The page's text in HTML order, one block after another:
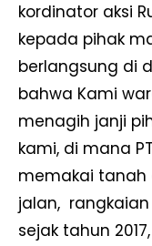
kordinator aksi
kepada pihak
berlangsung di
bahwa Kami
menagih janji
kami, di mana
memakai tanah
jalan,
sejak tahun